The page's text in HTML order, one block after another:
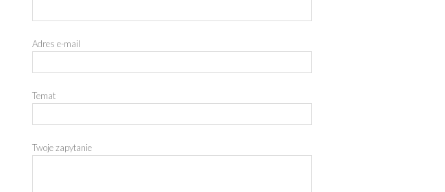
Adres e-mail
Temat
Twoje zapytanie